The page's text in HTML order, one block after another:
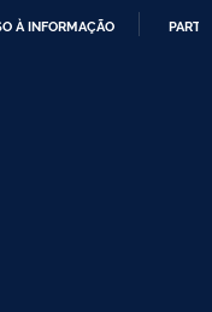
À INFORMAÇÃO